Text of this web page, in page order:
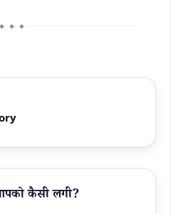
✦ ✦
कैसी लगी?